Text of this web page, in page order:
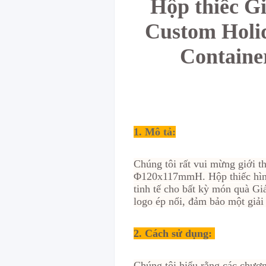
Hộp thiếc
Custom
1. Mô tả:
Chúng tôi rất vui mừng giới
Φ120x117mmH. Hộp thiếc
tinh tế cho bất kỳ món quà
logo ép nổi, đảm bảo một
2. Cách sử dụng: